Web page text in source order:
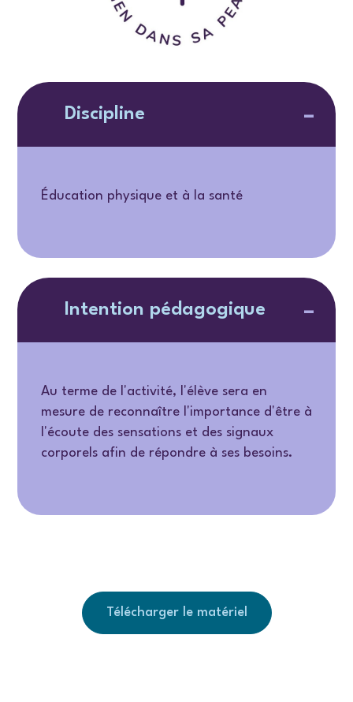
Discipline
Éducation physique et à la santé
Intention pédagogique
Au terme de l'activité, l'élève sera en
mesure de reconnaître l'importance d'être à
l'écoute des sensations et des signaux
corporels afin de répondre à ses besoins.
Télécharger le matériel